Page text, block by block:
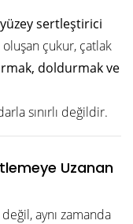
sertleştirici
çukur, çatlak
doldurmak ve
sınırlı değildir.
Uzanan
aynı zamanda